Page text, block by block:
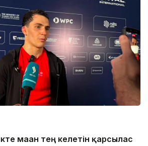
маған тең келетін қарсылас